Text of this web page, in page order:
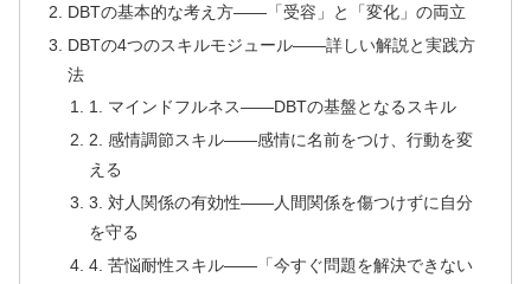
DBTの基本的な考え方——「受容」と「変化」の両立
DBTの4つのスキルモジュール——詳しい解説と実践方
法
1. マインドフルネス——DBTの基盤となるスキル
2. 感情調節スキル——感情に名前をつけ、行動を変
える
3. 対人関係の有効性——人間関係を傷つけずに自分
を守る
4. 苦悩耐性スキル——「今すぐ問題を解決できない